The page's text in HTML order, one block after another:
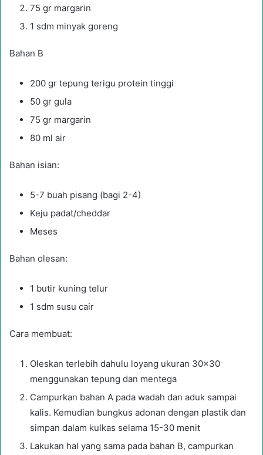
75 gr margarin
1 sdm minyak goreng
Bahan B
200 gr tepung terigu protein tinggi
50 gr gula
75 gr margarin
80 ml air
Bahan isian:
5-7 buah pisang (bagi 2-4)
Keju padat/cheddar
Meses
Bahan olesan:
1 butir kuning telur
1 sdm susu cair
Cara membuat:
Oleskan terlebih dahulu loyang ukuran 30×30
menggunakan tepung dan mentega
Campurkan bahan A pada wadah dan aduk sampai
kalis. Kemudian bungkus adonan dengan plastik dan
simpan dalam kulkas selama 15-30 menit
Lakukan hal yang sama pada bahan B, campurkan